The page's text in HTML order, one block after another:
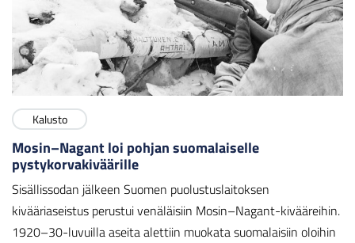
Kalusto
Mosin–Nagant loi pohjan suomalaiselle
pystykorvakiväärille
Sisällissodan jälkeen Suomen puolustuslaitoksen
kivääriaseistus perustui venäläisiin Mosin–Nagant-kivääreihin.
1920–30-luvuilla aseita alettiin muokata suomalaisiin oloihin